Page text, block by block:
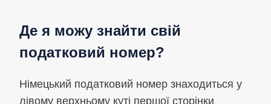
Де я можу знайти свій
податковий номер?
Німецький податковий номер знаходиться у
лівому верхньому куті першої сторінки